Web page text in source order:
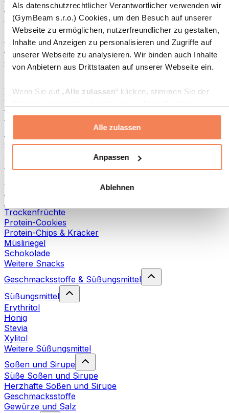
Als datenschutzrechtlicher Verantwortlicher verwenden wir
(GymBeam s.r.o.) Cookies, um den Besuch auf unserer
Webseite zu ermöglichen, nutzerfreundlicher zu gestalten,
Inhalte und Anzeigen zu personalisieren und Zugriffe auf
unserer Webseite zu analysieren. Wir binden auch Inhalte
von Anbietern aus Drittstaaten auf unserer Webseite ein.
Wenn Sie auf „Alle zulassen“ klicken, stimmen Sie der
(insbesondere zu Analyse- und Marketingzwecken) zu.
Ablehnen“ klicken, werden nur
„notwendige“ Cookies gesetzt, welche für den Betrieb der
Webseite erforderlich sind. Sie können auch eine
Weitere Informationen über die Verarbeitung Ihrer Daten
finden Sie in den Unterpunkten „Details“ und „Über
Cookies“ sowie in unserer
Sie können Ihre Einwilligung jederzeit in den
Einstellungenauf unserer Webseite ändern oder
Mehr Info
Alle zulassen
Anpassen
Ablehnen
Fisch-Produkte
Fertiggerichte
Eier-Produkte
Brot & Gebäck
Hülsenfrüchte
Weitere Fitness-Foods
100 % Nussbutter
Süße Nussbutter
Protein-Nussbutter
Grüne Superfoods
Trockenfrüchte
Protein-Cookies
Protein-Chips & Kräcker
Müsliriegel
Schokolade
Weitere Snacks
Geschmacksstoffe & Süßungsmittel
Süßungsmittel
Erythritol
Honig
Stevia
Xylitol
Weitere Süßungsmittel
Soßen und Sirupe
Süße Soßen und Sirupe
Herzhafte Soßen und Sirupe
Geschmacksstoffe
Gewürze und Salz